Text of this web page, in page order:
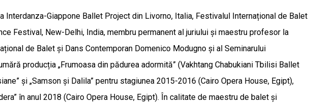
Giappone Ballet Project din Livorno, Italia, Festivalul Internațional de Balet
Festival, New-Delhi, India, membru permanent al juriului și maestru profesor la
de Balet și Dans Contemporan Domenico Modugno și al Seminarului
producția „Frumoasa din pădurea adormită” (Vakhtang Chabukiani Tbilisi Ballet
și „Samson și Dalila” pentru stagiunea 2015-2016 (Cairo Opera House, Egipt),
în anul 2018 (Cairo Opera House, Egipt). În calitate de maestru de balet și